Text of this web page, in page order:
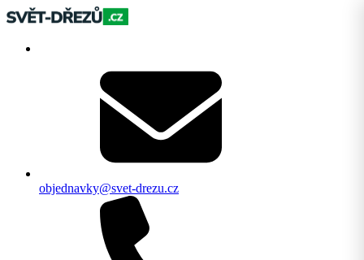
objednavky@svet-drezu.cz